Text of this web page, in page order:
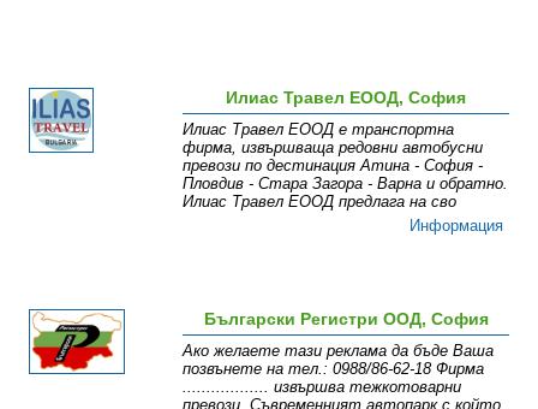
Илиас Травел ЕООД, София
Илиас Травел ЕООД е транспортна
фирма, извършваща редовни автобусни
превози по дестинация Атина - София -
Пловдив - Стара Загора - Варна и обратно.
Илиас Травел ЕООД предлага на сво
Информация
Български Регистри ООД, София
Ако желаете тази реклама да бъде Ваша
позвънете на тел.: 0988/86-62-18 Фирма
.................. извършва тежкотоварни
превози. Съвременният автопарк с който